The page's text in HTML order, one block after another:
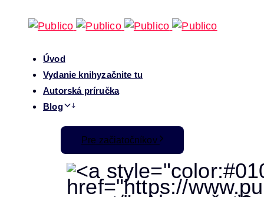
Úvod
Vydanie knihyzačnite tu
Autorská príručka
Blog
Pre začiatočníkov